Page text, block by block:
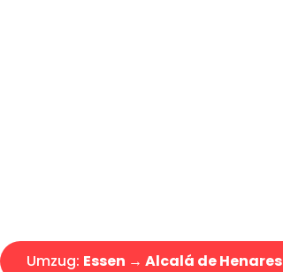
Umzug: Essen → Alcalá de Henares